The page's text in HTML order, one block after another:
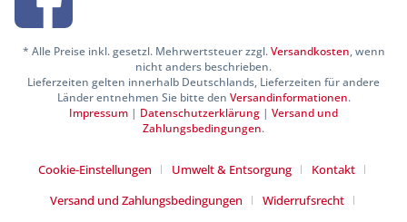
* Alle Preise inkl. gesetzl. Mehrwertsteuer zzgl.Versandkosten, wenn
nicht anders beschrieben.
Lieferzeiten gelten innerhalb Deutschlands, Lieferzeiten für andere
Länder entnehmen Sie bitte den Versandinformationen.
Impressum | Datenschutzerklärung | Versand und
Zahlungsbedingungen.
Cookie-Einstellungen Umwelt & Entsorgung
Kontakt
Versand und Zahlungsbedingungen
Widerrufsrecht